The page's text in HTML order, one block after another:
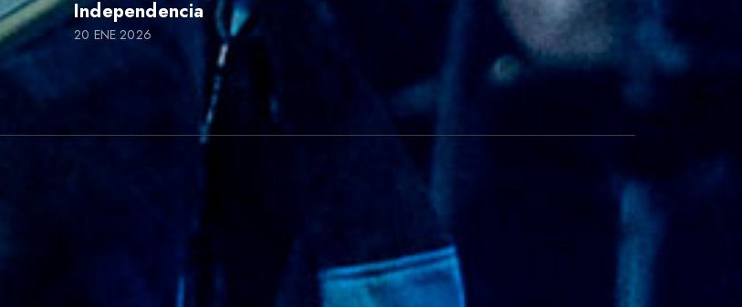
Independencia
20 ENE 2026